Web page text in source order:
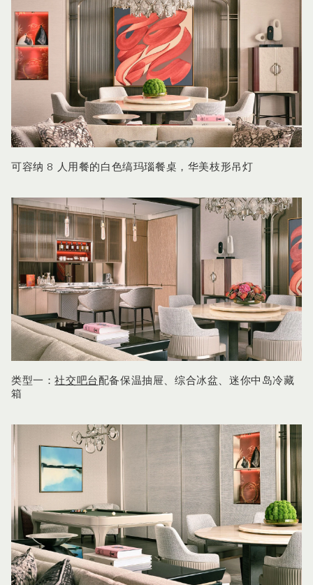
可容纳 8 人用餐的白色缟玛瑙餐桌，华美枝形吊灯
类型一：社交吧台 配备保温抽屉、综合冰盆、迷你中岛冷藏
箱